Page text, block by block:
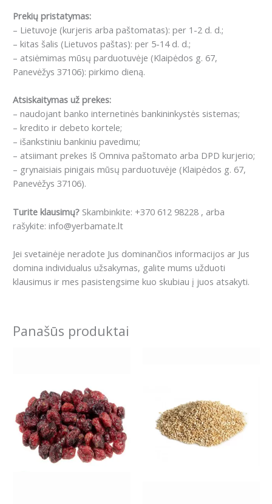
Prekių pristatymas:
– Lietuvoje (kurjeris arba paštomatas): per 1-2 d. d.;
– kitas šalis (Lietuvos paštas): per 5-14 d. d.;
– atsiėmimas mūsų parduotuvėje (Klaipėdos g. 67,
Panevėžys 37106): pirkimo dieną.
Atsiskaitymas už prekes:
– naudojant banko internetinės bankininkystės sistemas;
– kredito ir debeto kortele;
– išankstiniu bankiniu pavedimu;
– atsiimant prekes Iš Omniva paštomato arba DPD kurjerio;
– grynaisiais pinigais mūsų parduotuvėje (Klaipėdos g. 67,
Panevėžys 37106).
Turite klausimų? Skambinkite: +370 612 98228 , arba
rašykite: info@yerbamate.lt
Jei svetainėje neradote Jus dominančios informacijos ar Jus
domina individualus užsakymas, galite mums užduoti
klausimus ir mes pasistengsime kuo skubiau į juos atsakyti.
Panašūs produktai
8.99€
multiple
variants.
The
options
may
be